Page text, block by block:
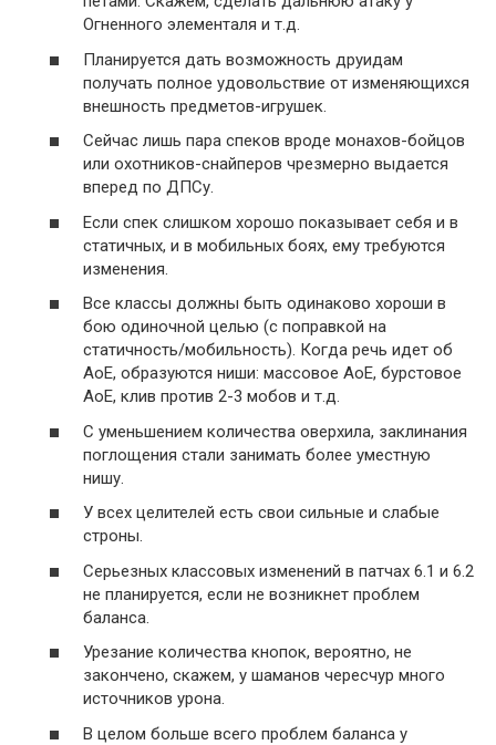
Огненного элементаля и т.д.
Планируется дать возможность друидам
получать полное удовольствие от изменяющихся
внешность предметов-игрушек.
Сейчас лишь пара спеков вроде монахов-бойцов
или охотников-снайперов чрезмерно выдается
вперед по ДПСу.
Если спек слишком хорошо показывает себя и в
статичных, и в мобильных боях, ему требуются
изменения.
Все классы должны быть одинаково хороши в
бою одиночной целью (с поправкой на
статичность/мобильность). Когда речь идет об
АоЕ, образуются ниши: массовое АоЕ, бурстовое
АоЕ, клив против 2-3 мобов и т.д.
С уменьшением количества оверхила, заклинания
поглощения стали занимать более уместную
нишу.
У всех целителей есть свои сильные и слабые
строны.
Серьезных классовых изменений в патчах 6.1 и 6.2
не планируется, если не возникнет проблем
баланса.
Урезание количества кнопок, вероятно, не
закончено, скажем, у шаманов чересчур много
источников урона.
В целом больше всего проблем баланса у